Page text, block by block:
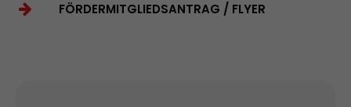
FÖRDERMITGLIEDSANTRAG / FLYER